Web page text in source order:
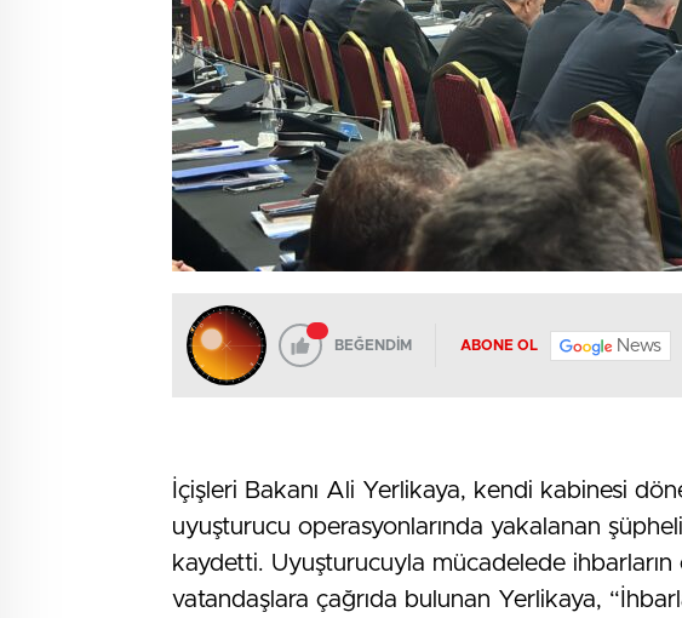
BEĞENDİM ABONE OL News
İçişleri Bakanı Ali Yerlikaya, kendi kabinesi
uyuşturucu operasyonlarında yakalanan
kaydetti. Uyuşturucuyla mücadelede
vatandaşlara çağrıda bulunan Yerlikaya,